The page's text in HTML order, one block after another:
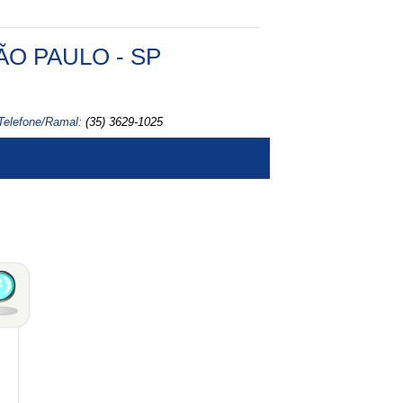
PAULO - SP
Ramal: (35) 3629-1025